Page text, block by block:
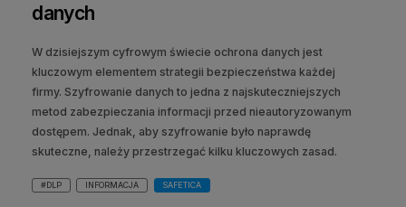
danych
W dzisiejszym cyfrowym świecie ochrona danych jest
kluczowym elementem strategii bezpieczeństwa każdej
firmy. Szyfrowanie danych to jedna z najskuteczniejszych
metod zabezpieczania informacji przed nieautoryzowanym
dostępem. Jednak, aby szyfrowanie było naprawdę
skuteczne, należy przestrzegać kilku kluczowych zasad.
#DLP INFORMACJA SAFETICA